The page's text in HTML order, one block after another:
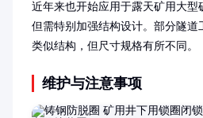
近年来也开始应用于露天矿用大型
但需特别加强结构设计。部分隧道
类似结构，但尺寸规格有所不同。
维护与注意事项